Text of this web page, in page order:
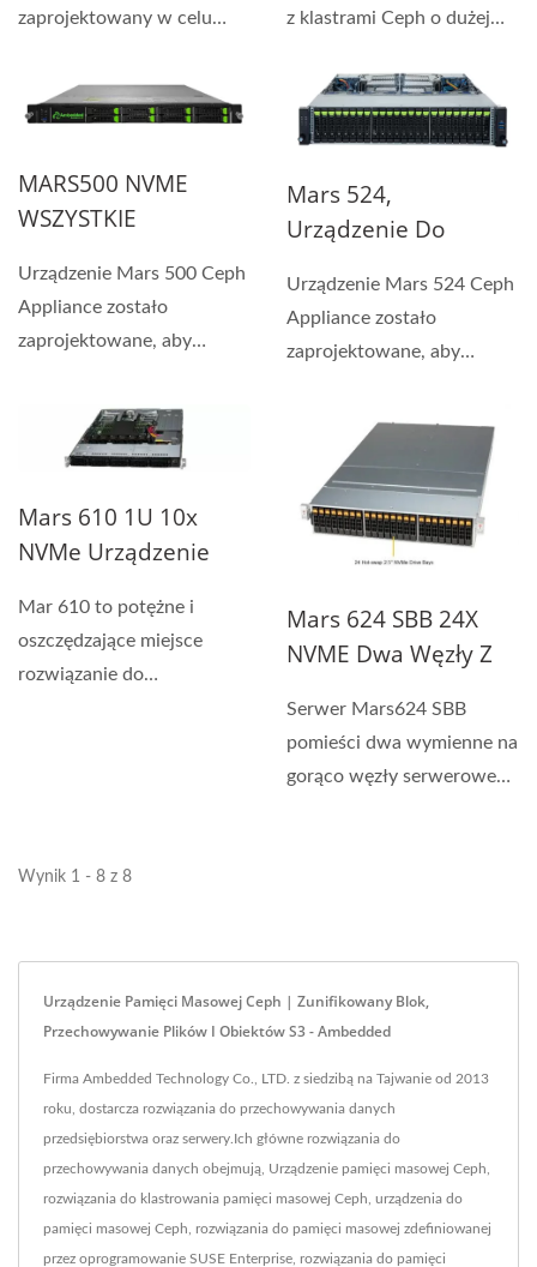
zaprojektowany w celu
pojemnościowego...
z klastrami Ceph o dużej
wymienne...
MARS500 NVME
WSZYSTKIE
Przechowywania
Flash Ceph
Urządzenie Mars 500 Ceph
Appliance zostało
zaprojektowane, aby
Mars 524,
Urządzenie Do
NVMe Ceph Z 24
Zatokami
Urządzenie Mars 524 Ceph
Appliance zostało
zaprojektowane, aby
Mars 610 1U 10x
NVMe Urządzenie
Mar 610 to potężne i
oszczędzające miejsce
rozwiązanie do
Mars 624 SBB 24X
NVME Dwa Węzły Z
Przesyłaniem
Serwer Mars624 SBB
pomieści dwa wymienne na
gorąco węzły serwerowe
Wynik 1 - 8 z 8
Urządzenie Pamięci Masowej Ceph | Zunifikowany Blok,
Przechowywanie Plików I Obiektów S3 - Ambedded
Firma Ambedded Technology Co., LTD. z siedzibą na Tajwanie od 2013
roku, dostarcza rozwiązania do przechowywania danych
przedsiębiorstwa oraz serwery.Ich główne rozwiązania do
przechowywania danych obejmują, Urządzenie pamięci masowej Ceph,
rozwiązania do klastrowania pamięci masowej Ceph, urządzenia do
pamięci masowej Ceph, rozwiązania do pamięci masowej zdefiniowanej
przez oprogramowanie SUSE Enterprise, rozwiązania do pamięci